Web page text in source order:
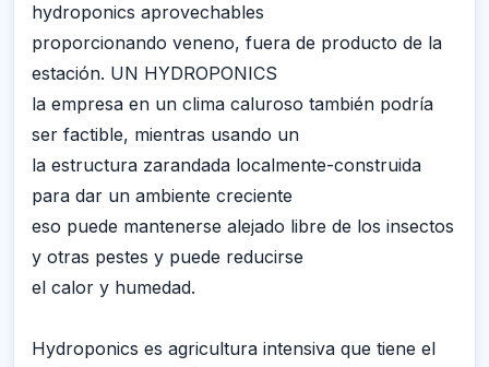
hydroponics aprovechables
proporcionando veneno, fuera de producto de la
estación. UN HYDROPONICS
la empresa en un clima caluroso también podría
ser factible, mientras usando un
la estructura zarandada localmente-construida
para dar un ambiente creciente
eso puede mantenerse alejado libre de los insectos
y otras pestes y puede reducirse
el calor y humedad.
Hydroponics es agricultura intensiva que tiene el